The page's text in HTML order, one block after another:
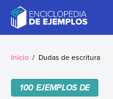
contentEjemplos
Necesitas ejemplos.
Inicio Dudas de escritura
100 EJEMPLOS DE